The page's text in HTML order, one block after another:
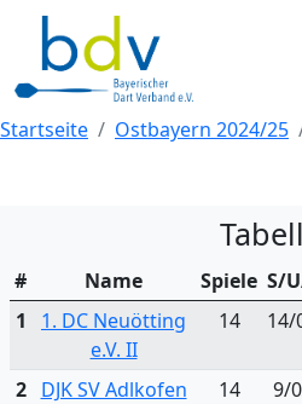
Startseite Ostbayern 2024/25
# Name Spiele S/
1
1. DC Neuötting
e.V. II
14 14/
2
DJK SV Adlkofen
14 9/